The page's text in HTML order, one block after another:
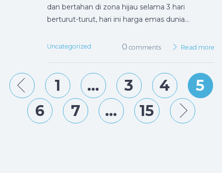
dan bertahan di zona hijau selama 3 hari
berturut-turut, hari ini harga emas dunia…
Uncategorized 0 comments Read more
Prev
1 3 4
5
6
7 15